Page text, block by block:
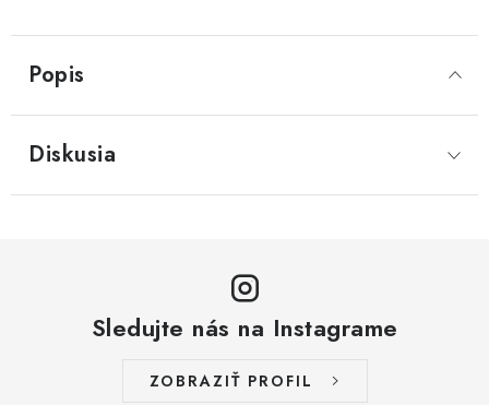
Popis
Diskusia
Sledujte nás na Instagrame
ZOBRAZIŤ PROFIL